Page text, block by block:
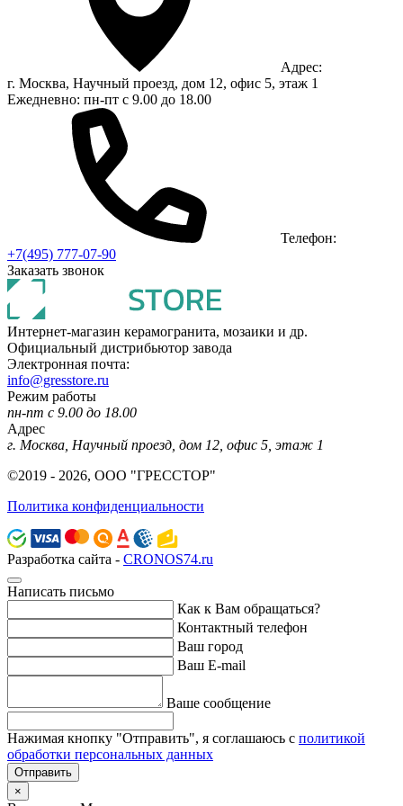
Адрес:
г. Москва, Научный проезд, дом 12, офис 5, этаж 1
Ежедневно: пн-пт с 9.00 до 18.00
Телефон:
+7(495) 777-07-90
Заказать звонок
Интернет-магазин керамогранита, мозаики и др.
Официальный дистрибьютор завода
Электронная почта:
info@gresstore.ru
Режим работы
пн-пт с 9.00 до 18.00
Адрес
г. Москва, Научный проезд, дом 12, офис 5, этаж 1
©2019 - 2026, ООО "ГРЕССТОР"
Политика конфиденциальности
Разработка сайта - CRONOS74.ru
Написать письмо
Как к Вам обращаться?
Контактный телефон
Ваш город
Ваш E-mail
Ваше сообщение
Нажимая кнопку "Отправить", я соглашаюсь с политикой
обработки персональных данных
Отправить
×